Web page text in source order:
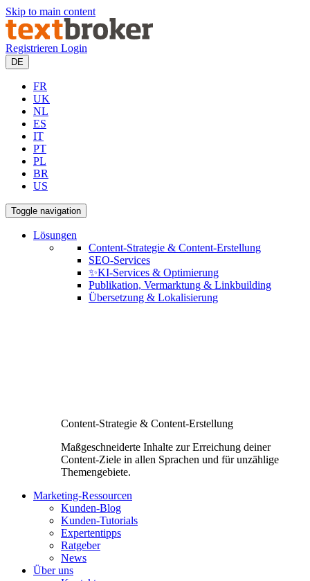
Skip to main content
Registrieren Login
DE
FR
UK
NL
ES
IT
PT
PL
BR
US
Toggle navigation
Lösungen
Content-Strategie & Content-Erstellung
SEO-Services
✨KI-Services & Optimierung
Publikation, Vermarktung & Linkbuilding
Übersetzung & Lokalisierung
Content-Strategie & Content-Erstellung
Maßgeschneiderte Inhalte zur Erreichung deiner
Content-Ziele in allen Sprachen und für unzählige
Themengebiete.
Marketing-Ressourcen
Kunden-Blog
Kunden-Tutorials
Expertentipps
Ratgeber
News
Über uns